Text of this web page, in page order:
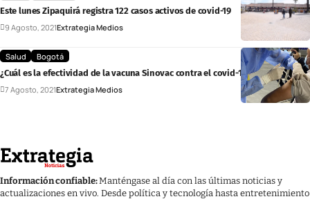
Este lunes Zipaquirá registra 122 casos activos de covid-19
9 Agosto, 2021Extrategia Medios
Salud
Bogotá
¿Cuál es la efectividad de la vacuna Sinovac contra el covid-19?
7 Agosto, 2021Extrategia Medios
Información confiable:Manténgase al día con las últimas noticias y
actualizaciones en vivo. Desde política y tecnología hasta entretenimiento